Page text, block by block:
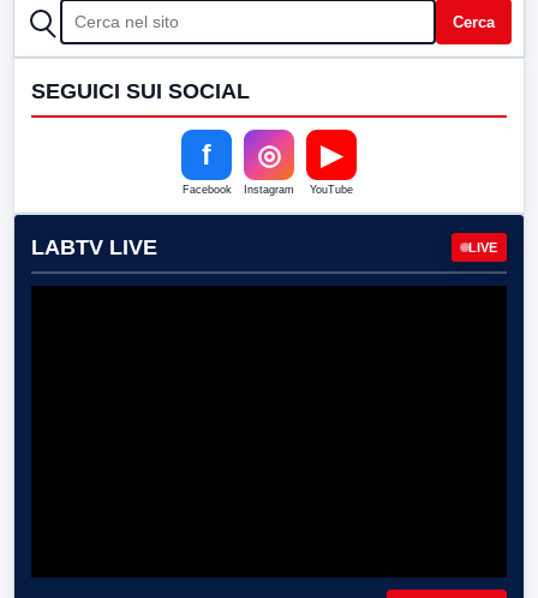
CERCA Cerca
SEGUICI SUI SOCIAL
f
Facebook
◎
Instagram
▶
YouTube
LABTV LIVE LIVE